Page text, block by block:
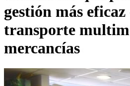
gestión más eficaz
transporte
mercancías